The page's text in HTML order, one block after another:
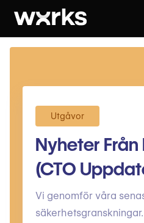
Utgåvor
Nyheter
(CTO
Vi genomför våra